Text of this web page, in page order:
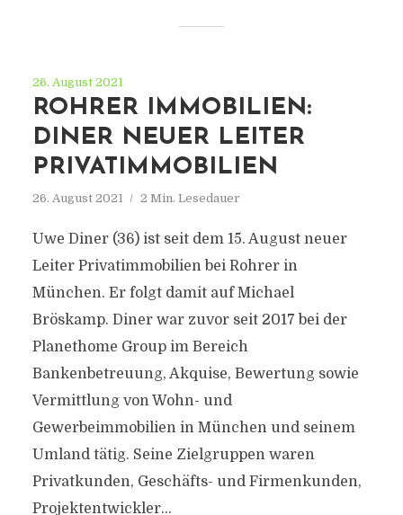
26. August 2021
ROHRER IMMOBILIEN:
DINER NEUER LEITER
PRIVATIMMOBILIEN
26. August 2021 2 Min. Lesedauer
Uwe Diner (36) ist seit dem 15. August neuer
Leiter Privatimmobilien bei Rohrer in
München. Er folgt damit auf Michael
Bröskamp. Diner war zuvor seit 2017 bei der
Planethome Group im Bereich
Bankenbetreuung, Akquise, Bewertung sowie
Vermittlung von Wohn- und
Gewerbeimmobilien in München und seinem
Umland tätig. Seine Zielgruppen waren
Privatkunden, Geschäfts- und Firmenkunden,
Projektentwickler...